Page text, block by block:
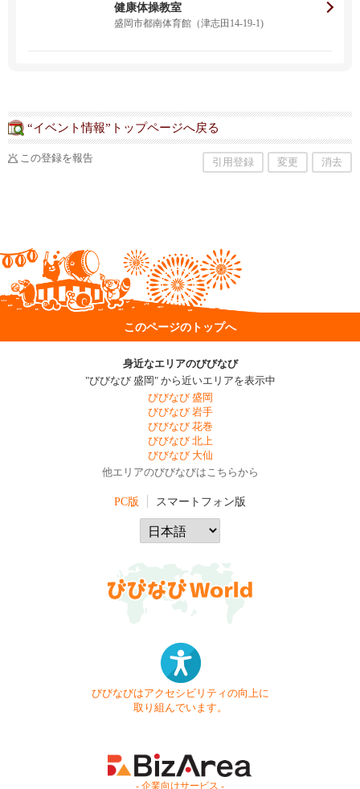
健康体操教室
盛岡市都南体育館（津志田14-19-1)
“イベント情報”トップページへ戻る
この登録を報告 引用登録 変更 消去
このページのトップへ
身近なエリアのびびなび
"びびなび 盛岡" から近いエリアを表示中
びびなび 盛岡
びびなび 岩手
びびなび 花巻
びびなび 北上
びびなび 大仙
他エリアのびびなびはこちらから
PC版 スマートフォン版
びびなびはアクセシビリティの向上に
取り組んでいます。
- 企業向けサービス -